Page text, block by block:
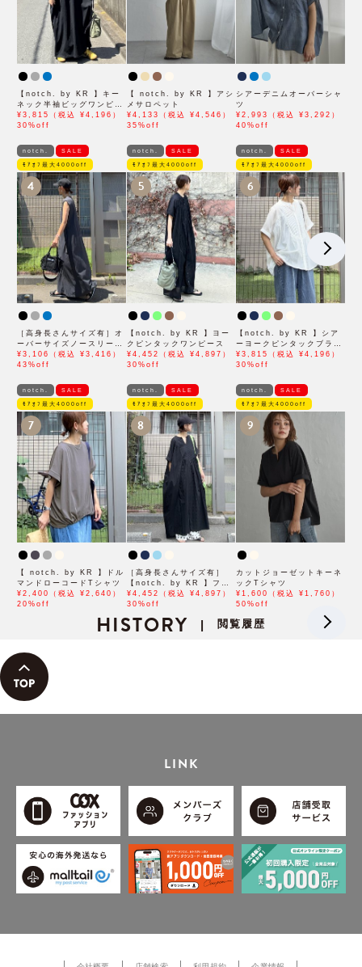
【notch. by KR 】キー
ネック半袖ビッグワンピー
ス
¥3,815（税込 ¥4,196）
30%off
【 notch. by KR 】アシ
メサロペット
¥4,133（税込 ¥4,546）
35%off
シアーデニムオーバーシャ
ツ
¥2,993（税込 ¥3,292）
40%off
notch. SALE
ﾓｱｵﾌ最大4000off
4
［高身長さんサイズ有］オ
ーバーサイズノースリーブ
ワンピース
¥3,106（税込 ¥3,416）
43%off
notch. SALE
ﾓｱｵﾌ最大4000off
5
【notch. by KR 】ヨー
クピンタックワンピース
¥4,452（税込 ¥4,897）
30%off
notch. SALE
ﾓｱｵﾌ最大4000off
6
【notch. by KR 】シア
ーヨークピンタックブラウ
ス
¥3,815（税込 ¥4,196）
30%off
notch. SALE
ﾓｱｵﾌ最大4000off
7
【 notch. by KR 】ドル
マンドローコードTシャツ
¥2,400（税込 ¥2,640）
20%off
notch. SALE
ﾓｱｵﾌ最大4000off
8
［高身長さんサイズ有］
【notch. by KR 】フロ
ント刺繍スキッパーワンピ
ース
¥4,452（税込 ¥4,897）
30%off
notch. SALE
ﾓｱｵﾌ最大4000off
9
カットジョーゼットキーネ
ックTシャツ
¥1,600（税込 ¥1,760）
50%off
HISTORY | 閲覧履歴
LINK